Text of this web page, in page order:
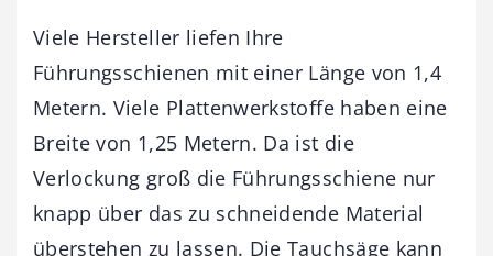
Viele Hersteller liefen Ihre
Führungsschienen mit einer Länge von 1,4
Metern. Viele Plattenwerkstoffe haben eine
Breite von 1,25 Metern. Da ist die
Verlockung groß die Führungsschiene nur
knapp über das zu schneidende Material
überstehen zu lassen. Die Tauchsäge kann